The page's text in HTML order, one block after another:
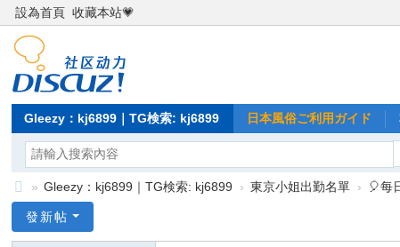
設為首頁 收藏本站💗
Gleezy：kj6899｜TG検索: kj6899 日本風俗ご利用ガイド
Gl
ee
» Gleezy：kj6899｜TG検索: kj6899 › 東京小姐出勤名單 › 🎈每
發新帖